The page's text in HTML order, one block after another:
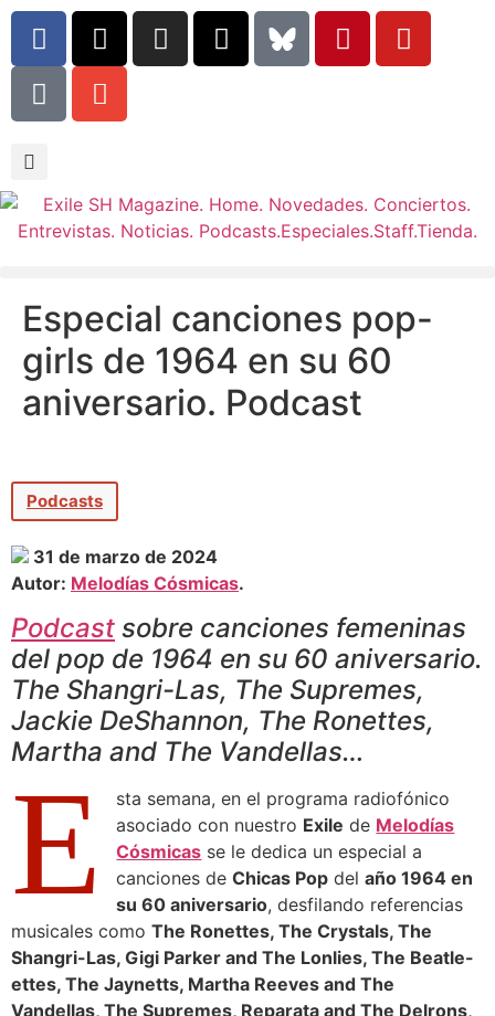
Especial canciones pop-
girls de 1964 en su 60
aniversario. Podcast
Podcasts
31 de marzo de 2024
Autor: Melodías Cósmicas.
Podcast sobre canciones femeninas
del pop de 1964 en su 60 aniversario.
The Shangri-Las, The Supremes,
Jackie DeShannon, The Ronettes,
Martha and The Vandellas…
E
sta semana, en el programa radiofónico
asociado con nuestro Exile de Melodías
Cósmicas se le dedica un especial a
canciones deChicas Pop delaño 1964 en
su 60 aniversario, desfilando referencias
musicales como The Ronettes, The Crystals, The
Shangri-Las, Gigi Parker and The Lonlies, The Beatle-
ettes, The Jaynetts, Martha Reeves and The
Vandellas, The Supremes, Reparata and The Delrons,